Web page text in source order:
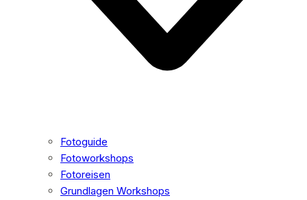
Fotoguide
Fotoworkshops
Fotoreisen
Grundlagen Workshops